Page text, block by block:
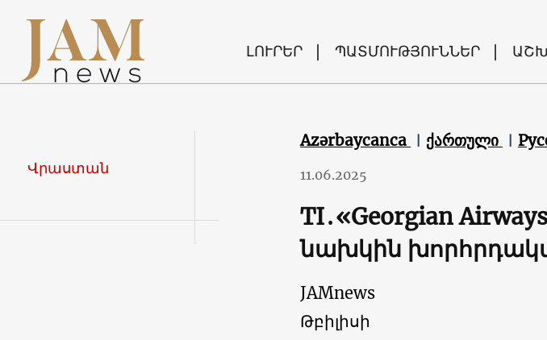
ԼՈՒՐԵՐ ՊԱՏՄՈՒԹՅՈՒՆՆԵՐ
Վրաստան
Azərbaycanca ქართული
11.06.2025
TI․«Georgian
նախկին
JAMnews
Թբիլիսի